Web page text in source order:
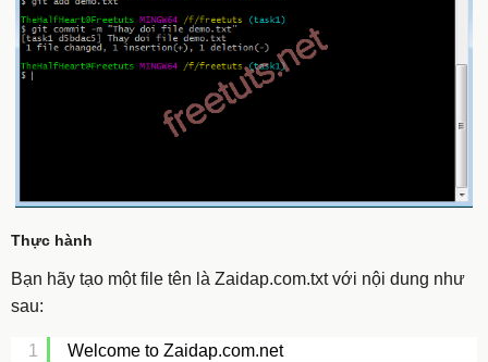
Thực hành
Bạn hãy tạo một file tên là Zaidap.com.txtvới nội dung như
sau:
1 Welcome to Zaidap.com.net